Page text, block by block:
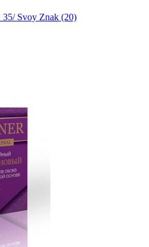
Svoy Znak (20)